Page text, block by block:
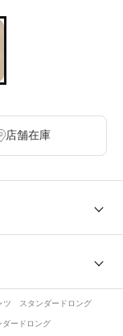
店舗在庫
ツ スタンダードロング
ードロング